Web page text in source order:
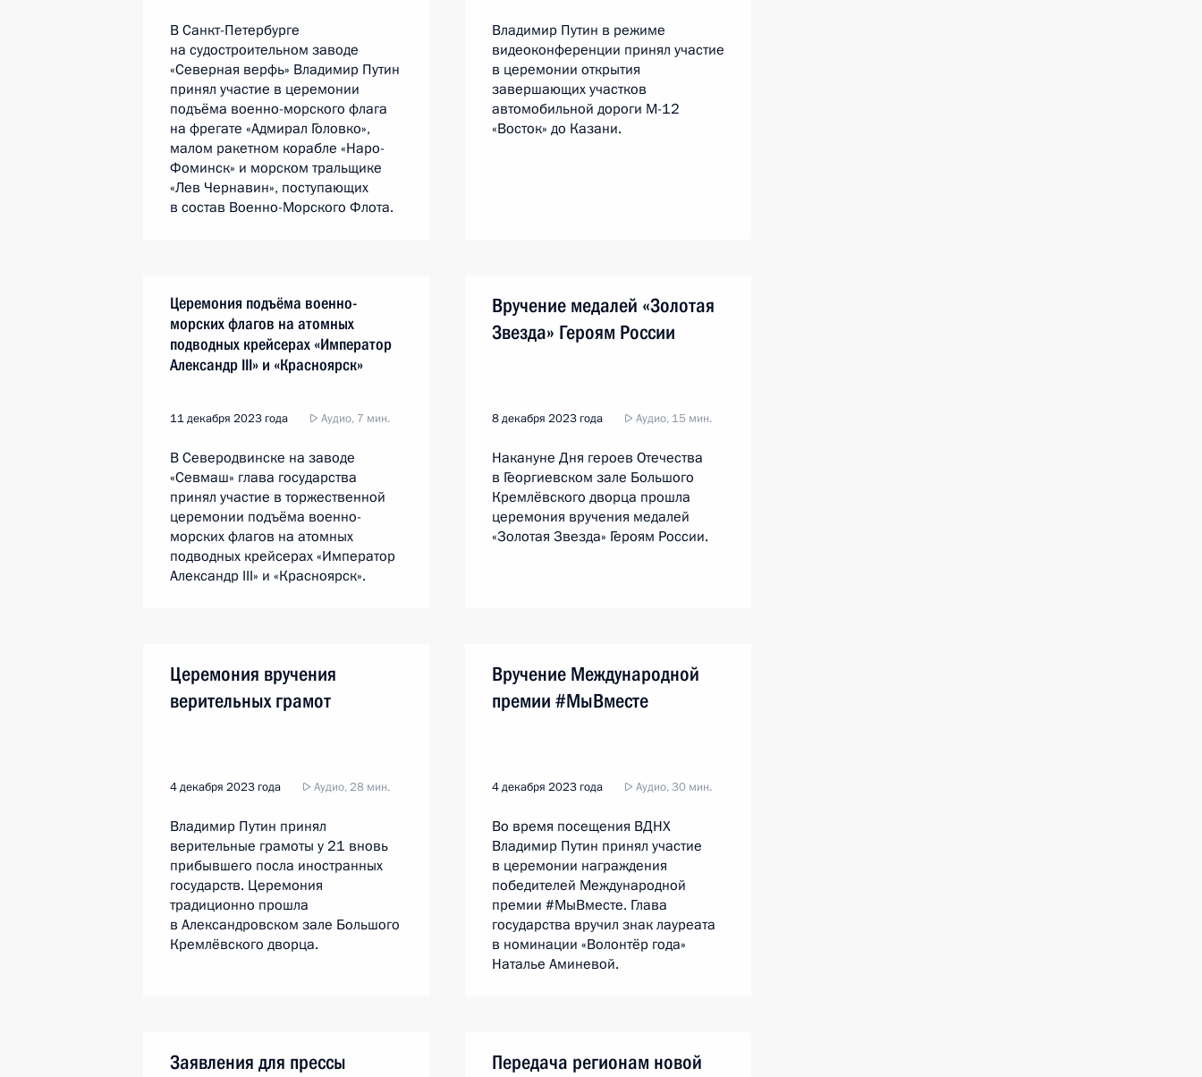
В Санкт-Петербурге
на судостроительном заводе
«Северная верфь» Владимир Путин
принял участие в церемонии
подъёма военно-морского флага
на фрегате «Адмирал Головко»,
малом ракетном корабле «Наро-
Фоминск» и морском тральщике
«Лев Чернавин», поступающих
в состав Военно-Морского Флота.
Владимир Путин в режиме
видеоконференции принял участие
в церемонии открытия
завершающих участков
автомобильной дороги М-12
«Восток» до Казани.
Церемония подъёма военно-
морских флагов на атомных
подводных крейсерах «Император
Александр III» и «Красноярск»
11 декабря 2023 года Аудио, 7 мин.
В Северодвинске на заводе
«Севмаш» глава государства
принял участие в торжественной
церемонии подъёма военно-
морских флагов на атомных
подводных крейсерах «Император
Александр III» и «Красноярск».
Вручение медалей «Золотая
Звезда» Героям России
8 декабря 2023 года Аудио, 15 мин.
Накануне Дня героев Отечества
в Георгиевском зале Большого
Кремлёвского дворца прошла
церемония вручения медалей
«Золотая Звезда» Героям России.
Церемония вручения
верительных грамот
4 декабря 2023 года Аудио, 28 мин.
Владимир Путин принял
верительные грамоты у 21 вновь
прибывшего посла иностранных
государств. Церемония
традиционно прошла
в Александровском зале Большого
Кремлёвского дворца.
Вручение Международной
премии #МыВместе
4 декабря 2023 года Аудио, 30 мин.
Во время посещения ВДНХ
Владимир Путин принял участие
в церемонии награждения
победителей Международной
премии #МыВместе. Глава
государства вручил знак лауреата
в номинации «Волонтёр года»
Наталье Аминевой.
Заявления для прессы
Передача регионам новой